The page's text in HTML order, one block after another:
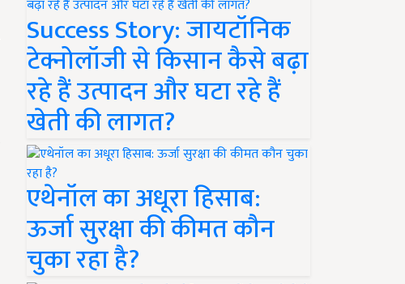
Success Story: जायटॉनिक
टेक्नोलॉजी से किसान कैसे बढ़ा
रहे हैं उत्पादन और घटा रहे हैं
खेती की लागत?
एथेनॉल का अधूरा हिसाब:
ऊर्जा सुरक्षा की कीमत कौन
चुका रहा है?